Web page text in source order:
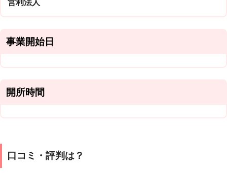
営利法人
事業開始日
開所時間
口コミ・評判は？